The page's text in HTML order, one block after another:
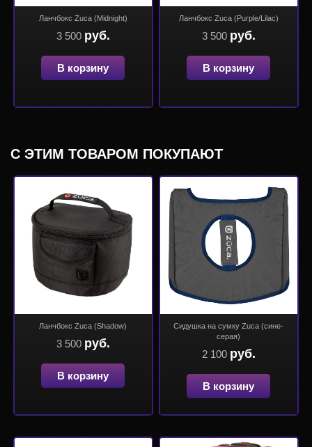
Ланчбокс Zuca (Midnight)
3 500 руб.
В корзину
Ланчбокс Zuca (Purple/Lilac)
3 500 руб.
В корзину
С ЭТИМ ТОВАРОМ ПОКУПАЮТ
Ланчбокс Zuca (Shadow)
3 500 руб.
В корзину
Сидушка на сумку Zuca (сине-
серая)
2 100 руб.
В корзину